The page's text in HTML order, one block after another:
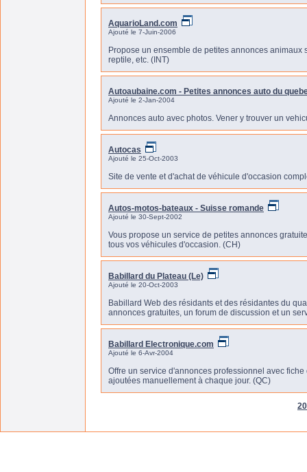
AquarioLand.com
Ajouté le 7-Juin-2006
Propose un ensemble de petites annonces
reptile, etc. (INT)
Autoaubaine.com - Petites annonces auto du
Ajouté le 2-Jan-2004
Annonces auto avec photos. Vener y trouver un
Autocas
Ajouté le 25-Oct-2003
Site de vente et d'achat de véhicule d'occasion
Autos-motos-bateaux - Suisse romande
Ajouté le 30-Sept-2002
Vous propose un service de petites annonces
tous vos véhicules d'occasion. (CH)
Babillard du Plateau (Le)
Ajouté le 20-Oct-2003
Babillard Web des résidants et des résidantes du
annonces gratuites, un forum de discussion et un
Babillard Electronique.com
Ajouté le 6-Avr-2004
Offre un service d'annonces professionnel avec
ajoutées manuellement à chaque jour. (QC)